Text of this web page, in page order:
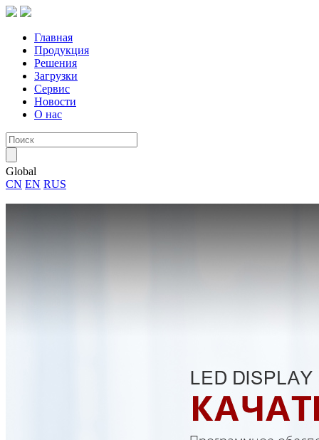
Главная
Продукция
Решения
Загрузки
Сервис
Новости
О нас
Global
CN EN RUS